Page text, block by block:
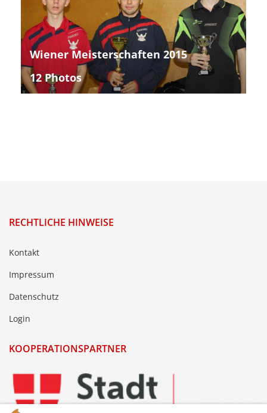
Wiener Meisterschaften 2015
12 Photos
RECHTLICHE HINWEISE
Kontakt
Impressum
Datenschutz
Login
KOOPERATIONSPARTNER